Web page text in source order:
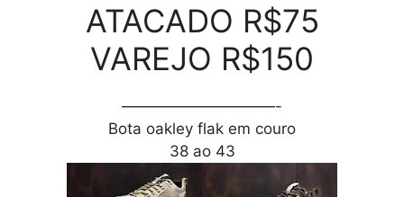
ATACADO R$75
VAREJO R$150
——————————-
Bota oakley flak em couro
38 ao 43